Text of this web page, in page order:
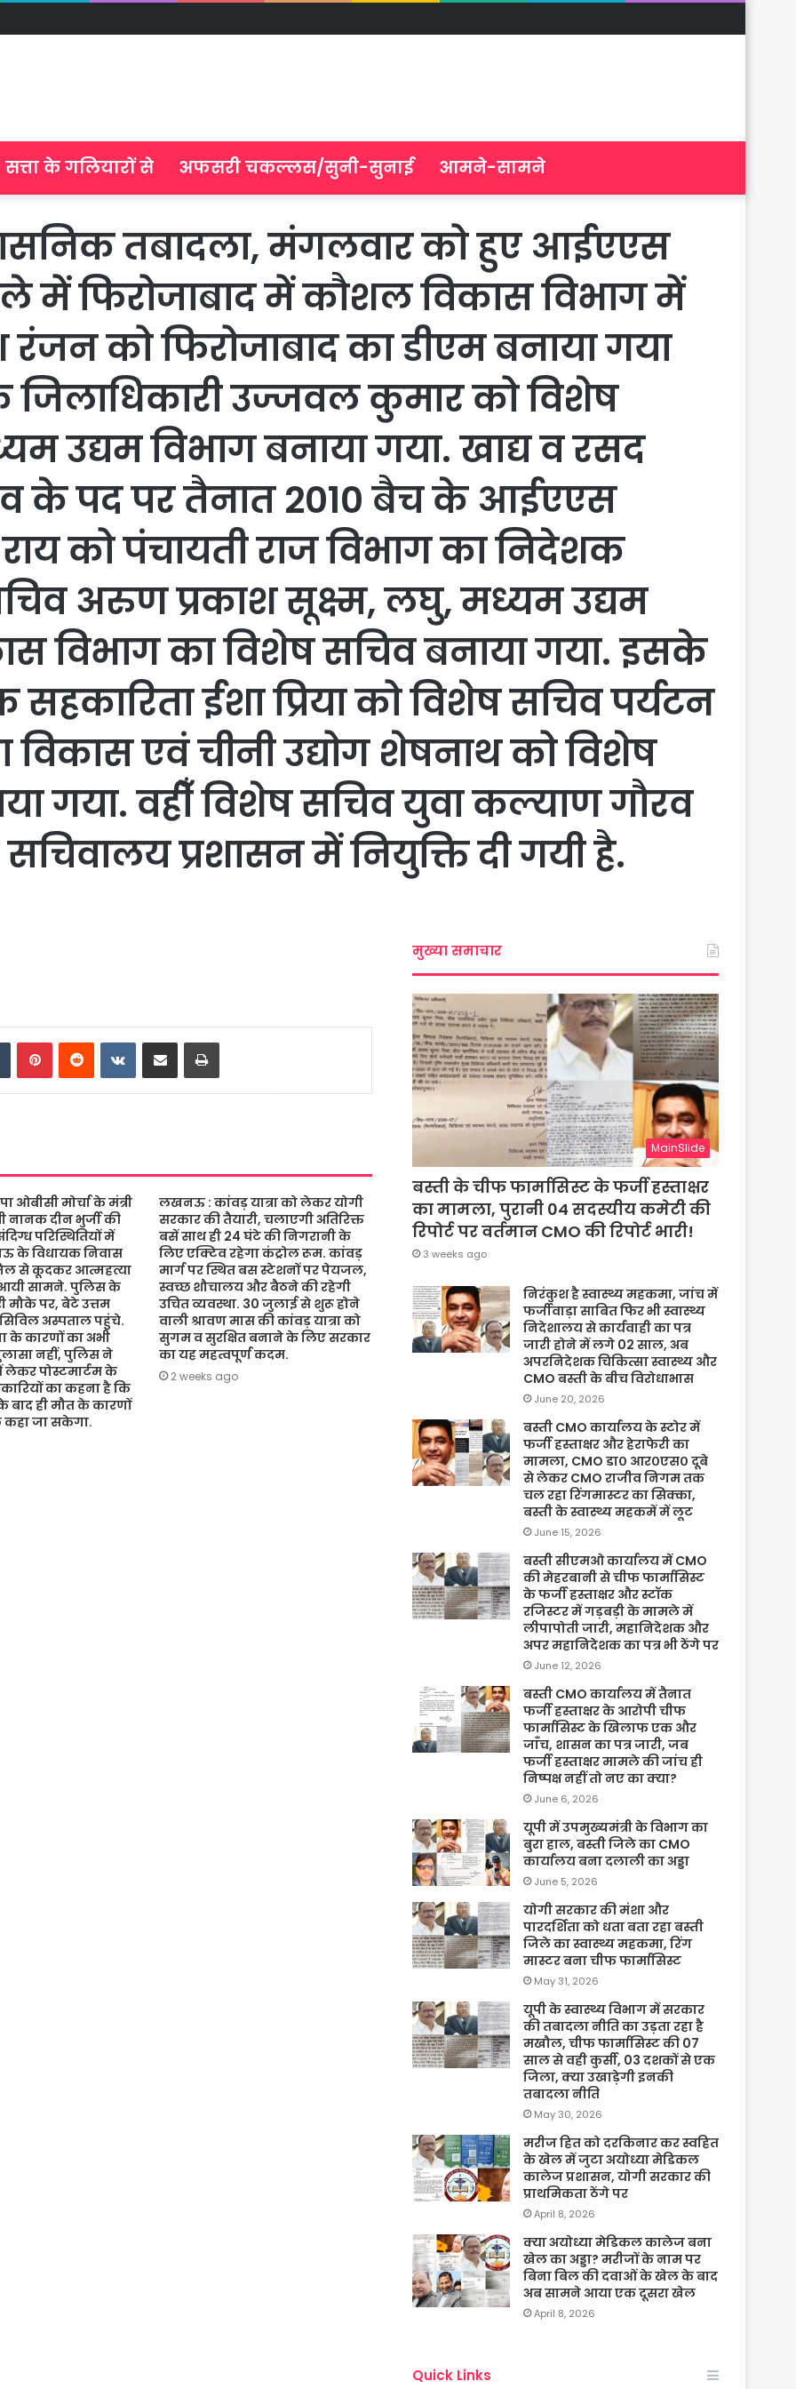
सत्ता के गलियारों से अफसरी चकल्लस/सुनी-सुनाई आमने-सामने
तबादला, मंगलवार को हुए आईएएस
में फिरोजाबाद में कौशल विकास विभाग में
को फिरोजाबाद का डीएम बनाया गया
जिलाधिकारी उज्जवल कुमार को विशेष
उद्यम विभाग बनाया गया. खाद्य व रसद
के पद पर तैनात 2010 बैच के आईएएस
को पंचायती राज विभाग का निदेशक
अरुण प्रकाश सूक्ष्म, लघु, मध्यम उद्यम
विभाग का विशेष सचिव बनाया गया. इसके
ईशा प्रिया को विशेष सचिव पर्यटन
विकास एवं चीनी उद्योग शेषनाथ को विशेष
गया. वहीँ विशेष सचिव युवा कल्याण गौरव
प्रशासन में नियुक्ति दी गयी है.
TumblrPinterestReddit VKontakte
Share via Email Print
मोर्चा के मंत्री
नानक दीन भुर्जी की
परिस्थितियों में
के विधायक निवास
से कूदकर आत्महत्या
सामने. पुलिस के
मौके पर, बेटे उत्तम
अस्पताल पहुंचे.
के कारणों का अभी
नहीं, पुलिस ने
पोस्टमार्टम के
का कहना है कि
बाद ही मौत के कारणों
जा सकेगा.
लखनऊ : कांवड़ यात्रा को लेकर योगी
सरकार की तैयारी, चलाएगी अतिरिक्त
बसें साथ ही 24 घंटे की निगरानी के
लिए एक्टिव रहेगा कंट्रोल रूम. कांवड़
मार्ग पर स्थित बस स्टेशनों पर पेयजल,
स्वच्छ शौचालय और बैठने की रहेगी
उचित व्यवस्था. 30 जुलाई से शुरू होने
वाली श्रावण मास की कांवड़ यात्रा को
सुगम व सुरक्षित बनाने के लिए सरकार
का यह महत्वपूर्ण कदम.
2 weeks ago
मुख्या समाचार
MainSlide
बस्ती के चीफ फार्मासिस्ट के फर्जी हस्ताक्षर
का मामला, पुरानी 04 सदस्यीय कमेटी की
रिपोर्ट पर वर्तमान CMO की रिपोर्ट भारी!
3 weeks ago
निरंकुश है स्वास्थ्य महकमा, जांच में
फर्जीवाड़ा साबित फिर भी स्वास्थ्य
निदेशालय से कार्यवाही का पत्र
जारी होने में लगे 02 साल, अब
अपरनिदेशक चिकित्सा स्वास्थ्य और
CMO बस्ती के बीच विरोधाभास
June 20, 2026
बस्ती CMO कार्यालय के स्टोर में
फर्जी हस्ताक्षर और हेराफेरी का
मामला, CMO डा० आर०एस० दूबे
से लेकर CMO राजीव निगम तक
चल रहा रिंगमास्टर का सिक्का,
बस्ती के स्वास्थ्य महकमें में लूट
June 15, 2026
बस्ती सीएमओ कार्यालय में CMO
की मेहरबानी से चीफ फार्मासिस्ट
के फर्जी हस्ताक्षर और स्टॉक
रजिस्टर में गड़बड़ी के मामले में
लीपापोती जारी, महानिदेशक और
अपर महानिदेशक का पत्र भी ठेंगे पर
June 12, 2026
बस्ती CMO कार्यालय में तैनात
फर्जी हस्ताक्षर के आरोपी चीफ
फार्मासिस्ट के खिलाफ एक और
जाँच, शासन का पत्र जारी, जब
फर्जी हस्ताक्षर मामले की जांच ही
निष्पक्ष नहीं तो नए का क्या?
June 6, 2026
यूपी में उपमुख्यमंत्री के विभाग का
बुरा हाल, बस्ती जिले का CMO
कार्यालय बना दलाली का अड्डा
June 5, 2026
योगी सरकार की मंशा और
पारदर्शिता को धता बता रहा बस्ती
जिले का स्वास्थ्य महकमा, रिंग
मास्टर बना चीफ फार्मासिस्ट
May 31, 2026
यूपी के स्वास्थ्य विभाग में सरकार
की तबादला नीति का उड़ता रहा है
मखौल, चीफ फार्मासिस्ट की 07
साल से वही कुर्सी, 03 दशकों से एक
जिला, क्या उखाड़ेगी इनकी
तबादला नीति
May 30, 2026
मरीज हित को दरकिनार कर स्वहित
के खेल में जुटा अयोध्या मेडिकल
कालेज प्रशासन, योगी सरकार की
प्राथमिकता ठेंगे पर
April 8, 2026
क्या अयोध्या मेडिकल कालेज बना
खेल का अड्डा? मरीजों के नाम पर
बिना बिल की दवाओं के खेल के बाद
अब सामने आया एक दूसरा खेल
April 8, 2026
Quick Links